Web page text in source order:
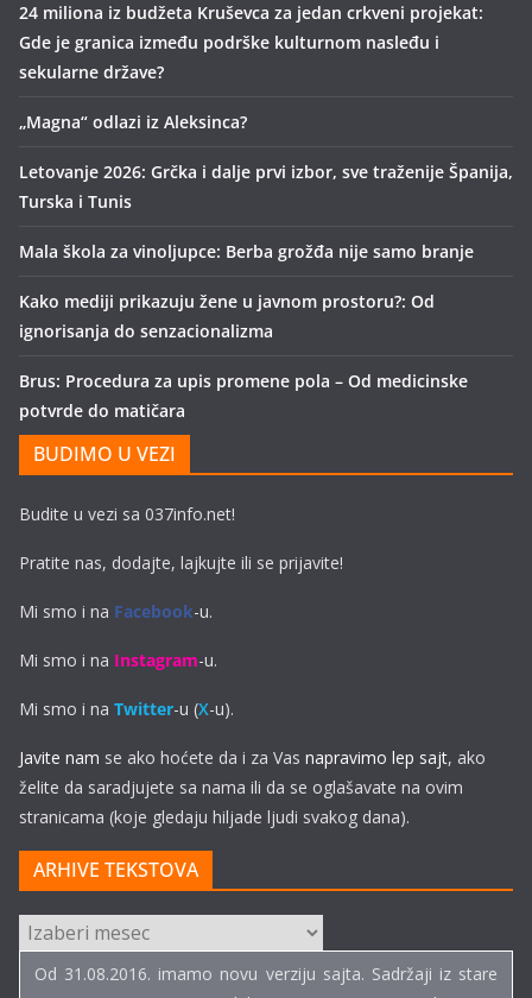
24 miliona iz budžeta Kruševca za jedan crkveni projekat:
Gde je granica između podrške kulturnom nasleđu i
sekularne države?
„Magna“ odlazi iz Aleksinca?
Letovanje 2026: Grčka i dalje prvi izbor, sve traženije Španija,
Turska i Tunis
Mala škola za vinoljupce: Berba grožđa nije samo branje
Kako mediji prikazuju žene u javnom prostoru?: Od
ignorisanja do senzacionalizma
Brus: Procedura za upis promene pola – Od medicinske
potvrde do matičara
BUDIMO U VEZI
Budite u vezi sa 037info.net!
Pratite nas, dodajte, lajkujte ili se prijavite!
Mi smo i na Facebook-u.
Mi smo i na Instagram-u.
Mi smo i na Twitter-u (X-u).
Javite nam se ako hoćete da i za Vas napravimo lep sajt, ako
želite da saradjujete sa nama ili da se oglašavate na ovim
stranicama (koje gledaju hiljade ljudi svakog dana).
ARHIVE TEKSTOVA
ARHIVE
TEKSTOVA
Od 31.08.2016. imamo novu verziju sajta. Sadržaji iz stare